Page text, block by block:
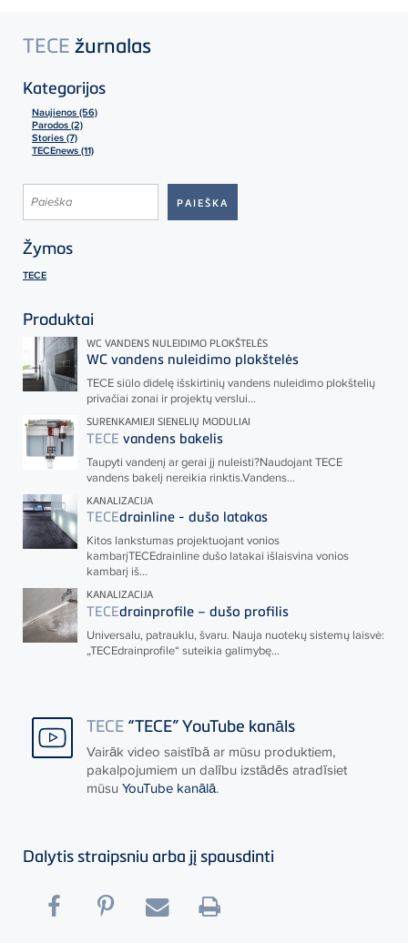
TECE žurnalas
Kategorijos
Naujienos (56)
Parodos (2)
Stories (7)
TECEnews (11)
Žymos
TECE
Produktai
WC VANDENS NULEIDIMO PLOKŠTELĖS
WC vandens nuleidimo plokštelės
TECEsiūlo didelę išskirtinių vandens nuleidimo plokštelių
privačiai zonai ir projektų verslui...
SURENKAMIEJI SIENELIŲ MODULIAI
TECE vandens bakelis
Taupyti vandenį ar gerai jį nuleisti?NaudojantTECE
vandens bakelį nereikia rinktis.Vandens...
KANALIZACIJA
TECEdrainline - dušo latakas
Kitos lankstumas projektuojant vonios
kambarįTECEdrainline dušo latakai išlaisvina vonios
kambarį iš...
KANALIZACIJA
TECEdrainprofile – dušo profilis
Universalu, patrauklu, švaru. Nauja nuotekų sistemų laisvė:
„TECEdrainprofile“ suteikia galimybę...
TECE “TECE” YouTube kanāls
Vairāk video saistībā ar mūsu produktiem,
pakalpojumiem un dalību izstādēs atradīsiet
mūsu YouTube kanālā.
Dalytis straipsniu arba jį spausdinti